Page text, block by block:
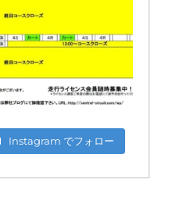
Instagram でフォロー